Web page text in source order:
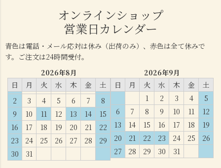
オンラインショップ
営業日カレンダー
青色は電話・メール応対は休み（出荷のみ）、赤色は全て休みで
す。ご注文は24時間受付。
2026年8月
日
月 火 水 木 金
土
2
3 4 5 6 7
8
9
10 11 12 13 14
15
16
17 18 19 20 21
22
23
24 25 26 27 28
29
30
31
2026年9月
日
月 火 水 木 金
土
1
2 3 4
5
6
7 8 9 10 11
12
13
14 15 16 17 18
19
20
21 22 23 24 25
26
27
28 29 30 31